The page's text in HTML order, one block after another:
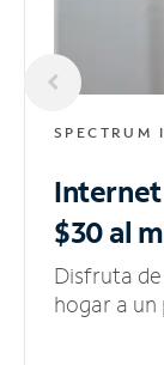
SPECTRUM
$30 al
Disfruta
hogar a